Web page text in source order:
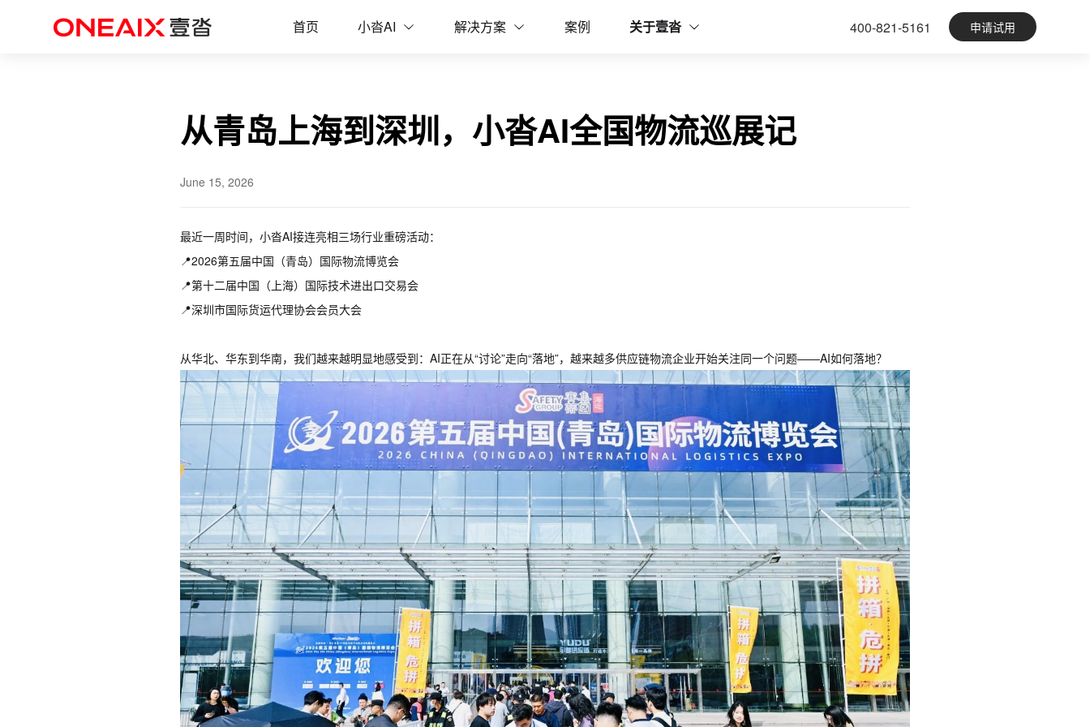
首页 小沓AI 解决方案 案例 关于壹沓 400-821-5161 申请试用
首页 新闻动态 从青岛上海到深圳，小沓AI全国物流巡展记
从青岛上海到深圳，小沓AI全国物流巡展记
June 15, 2026
最近一周时间，小沓AI接连亮相三场行业重磅活动：
📍2026第五届中国（青岛）国际物流博览会
📍第十二届中国（上海）国际技术进出口交易会
📍深圳市国际货运代理协会会员大会
从华北、华东到华南，我们越来越明显地感受到：AI正在从“讨论”走向“落地”，越来越多供应链物流企业开始关注同一个问题——AI如何落地？